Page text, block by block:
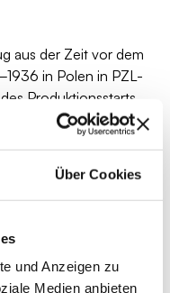
Über Cookies
und Anzeigen zu
Medien anbieten
aus der Zeit vor dem
in Polen in PZL-
Produktionsstarts
Modernität zur
des Tests
bereits unterlegen.
vom September
mit über